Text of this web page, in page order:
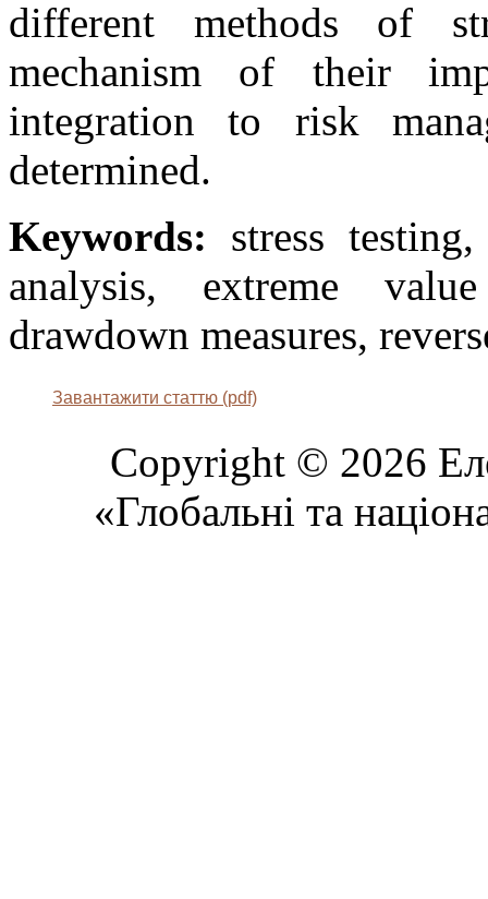
different methods of
mechanism of their
integration to risk
determined.
Keywords: stress
analysis, extreme
drawdown measures,
Завантажити статтю (pdf)
Copyright © 2026
«Глобальні та